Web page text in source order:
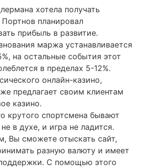
хотела получать
планировал
прибыль в развитие.
маржа устанавливается
на остальные события этот
в пределах 5-12%.
онлайн-казино,
предлагает своим клиентам
казино.
крутого спортсмена бывают
в духе, и игра не ладится.
Вы сможете отыскать сайт,
разную валюту и имеет
С помощью этого